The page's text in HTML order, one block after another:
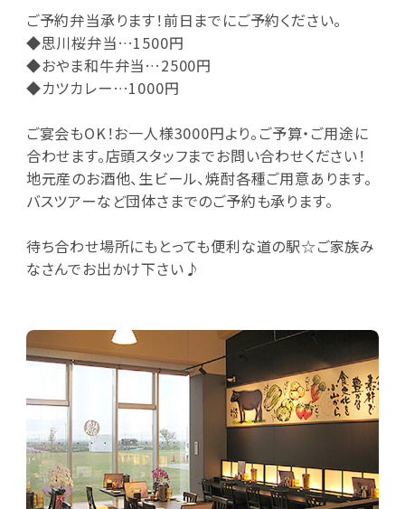
ご予約弁当承ります！前日までにご予約ください。
◆思川桜弁当…1500円
◆おやま和牛弁当…2500円
◆カツカレー…1000円
ご宴会もOK！お一人様3000円より。ご予算・ご用途に
合わせます。店頭スタッフまでお問い合わせください！
地元産のお酒他、生ビール、焼酎各種ご用意あります。
バスツアーなど団体さまでのご予約も承ります。
待ち合わせ場所にもとっても便利な道の駅☆ご家族み
なさんでお出かけ下さい♪